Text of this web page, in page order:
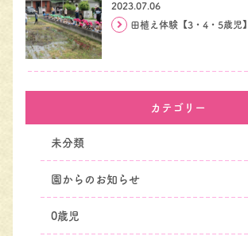
2023.07.06
田植え体験【3・4・5歳児】
カテゴリー
未分類
園からのお知らせ
0歳児